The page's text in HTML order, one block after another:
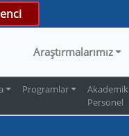
Araştırmalarımız
Programlar
Akademik
Personel